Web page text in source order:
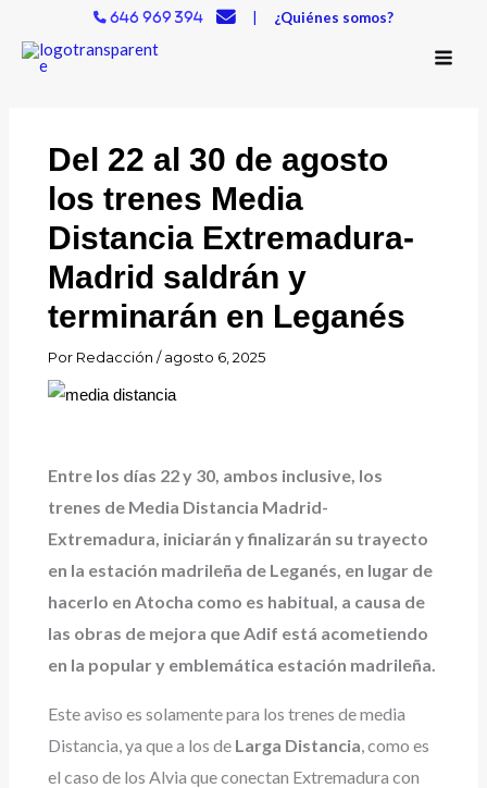
contenido
646 969 394 | ¿Quiénes somos?
Del 22 al 30 de agosto
los trenes Media
Distancia Extremadura-
Madrid saldrán y
terminarán en Leganés
Por Redacción/agosto 6, 2025
Entre los días 22 y 30, ambos inclusive, los
trenes de Media Distancia Madrid-
Extremadura, iniciarán y finalizarán su trayecto
en la estación madrileña de Leganés, en lugar de
hacerlo en Atocha como es habitual, a causa de
las obras de mejora que Adif está acometiendo
en la popular y emblemática estación madrileña.
Este aviso es solamente para los trenes de media
Distancia, ya que a los de Larga Distancia , como es
el caso de los Alvia que conectan Extremadura con